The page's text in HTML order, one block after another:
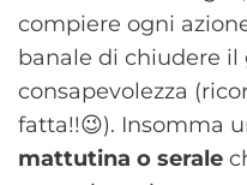
compiere ogni
banale di chiudere il
consapevolezza
fatta!!😉). Insomma
mattutina o serale